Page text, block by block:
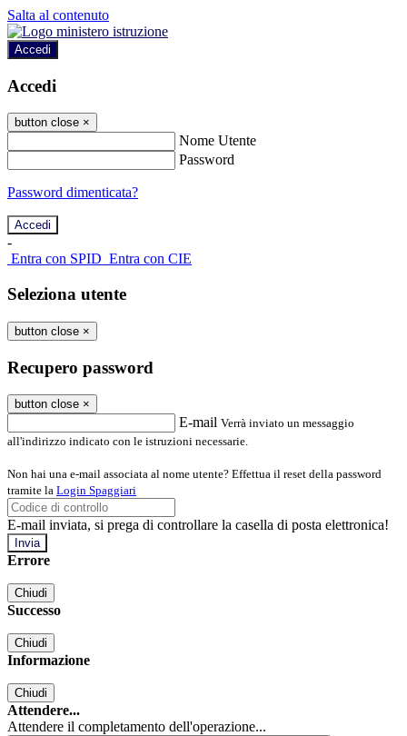
Salta al contenuto
Accedi
Accedi
button close ×
Nome Utente
Password
Password dimenticata?
-
Entra con SPID Entra con CIE
Seleziona utente
button close ×
Recupero password
button close ×
E-mail Verrà inviato un messaggio
all'indirizzo indicato con le istruzioni necessarie.
Non hai una e-mail associata al nome utente? Effettua il reset della password
tramite la Login Spaggiari
E-mail inviata, si prega di controllare la casella di posta elettronica!
Errore
Chiudi
Successo
Chiudi
Informazione
Chiudi
Attendere...
Attendere il completamento dell'operazione...